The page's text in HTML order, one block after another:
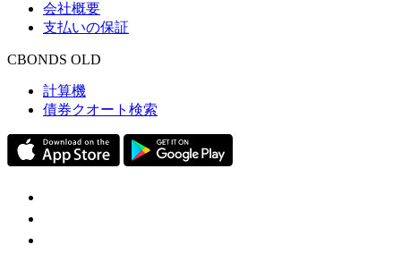
会社概要
支払いの保証
CBONDS OLD
計算機
債券クオート検索